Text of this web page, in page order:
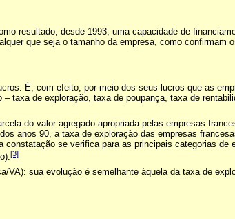
resultado, desde 1993, uma capacidade de
que seja o tamanho da empresa, como confirmam
É, com efeito, por meio dos seus lucros que as
taxa de exploração, taxa de poupança, taxa de
do valor agregado apropriada pelas empresas
anos 90, a taxa de exploração das empresas
se verifica para as principais categorias de
[3]
sua evolução é semelhante àquela da taxa de